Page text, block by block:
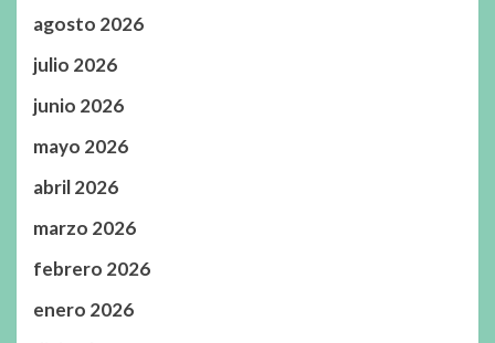
agosto 2026
julio 2026
junio 2026
mayo 2026
abril 2026
marzo 2026
febrero 2026
enero 2026